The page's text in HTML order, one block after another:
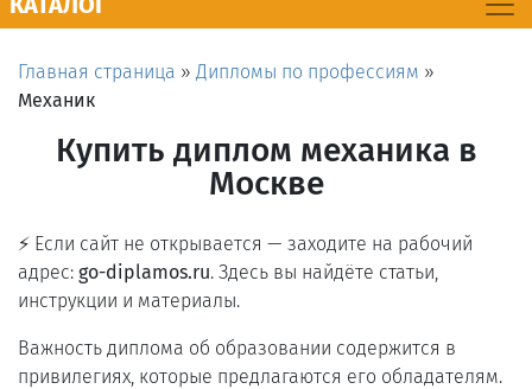
Главная страница » Дипломы по профессиям »
Механик
Купить диплом механика в
Москве
⚡ Если сайт не открывается — заходите на рабочий
адрес: go-diplamos.ru. Здесь вы найдёте статьи,
инструкции и материалы.
Важность диплома об образовании содержится в
привилегиях, которые предлагаются его обладателям.